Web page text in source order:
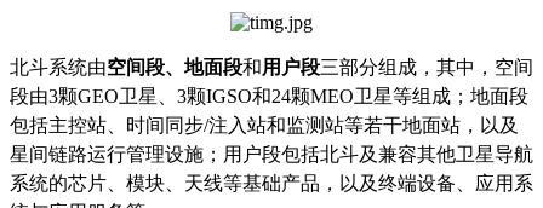
北斗系统由空间段、地面段和用户段三部分组成，其中，空间
段由3颗GEO卫星、3颗IGSO和24颗MEO卫星等组成；地面段
包括主控站、时间同步/注入站和监测站等若干地面站，以及
星间链路运行管理设施；用户段包括北斗及兼容其他卫星导航
系统的芯片、模块、天线等基础产品，以及终端设备、应用系